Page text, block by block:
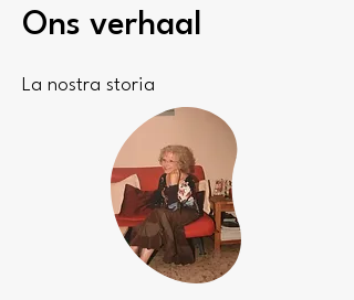
Ons verhaal
La nostra storia